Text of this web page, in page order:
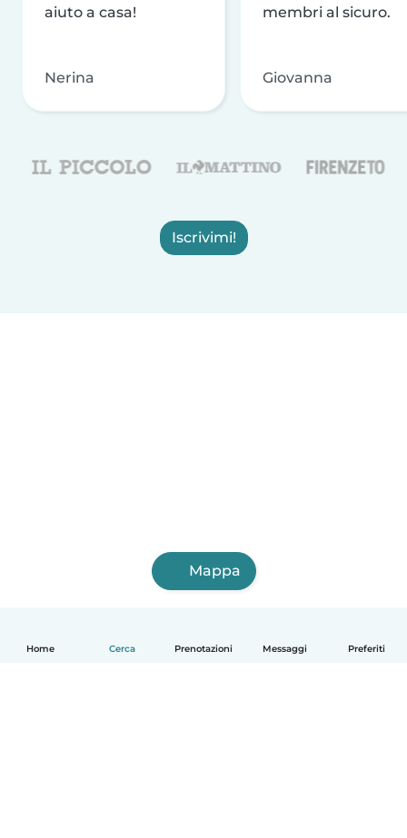
Home Cerca Prenotazioni Messaggi Preferiti
aiuto a casa!
Nerina
membri al sicuro.
Giovanna
Iscrivimi!
Mappa